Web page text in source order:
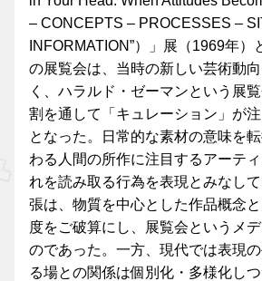
– CONCEPTS – PROCESSES –
INFORMATION”）」展（1969年）
の展覧会は、当時の新しい芸術動
く、ハラルド・ゼーマンという展
割を通して「キュレーション」が
となった。日常的な素材の意味を
わる人間の所作に注目するアーテ
れを読み取る行為を表現とみなし
張は、物質を中心とした作品概念
度をご破算にし、展覧会というメ
のであった。一方、現代では表現
る場との関係は個別化・多様化し